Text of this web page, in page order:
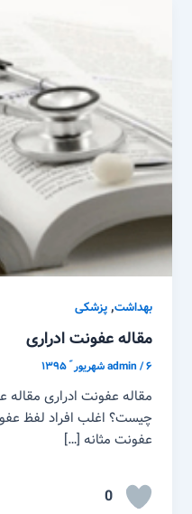
بهداشت,پزشکی
مقاله عفونت ادراری
admin/۶ شهریور ّ ۱۳۹۵
مقاله عفونت ادراری مقاله
چیست؟ اغلب افراد لفظ
عفونت مثانه […]
0